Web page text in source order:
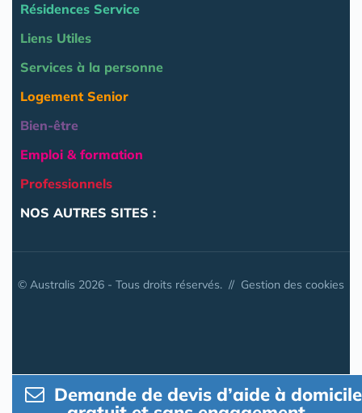
Résidences Service
Liens Utiles
Services à la personne
Logement Senior
Bien-être
Emploi & formation
Professionnels
NOS AUTRES SITES :
© Australis 2026 - Tous droits réservés. // Gestion des cookies
Demande de devis d’aide à domicile